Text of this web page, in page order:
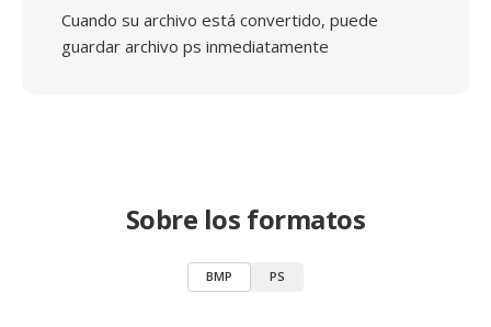
Cuando su archivo está convertido, puede
guardar archivo ps inmediatamente
Sobre los formatos
BMP PS